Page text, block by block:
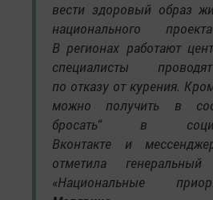
вести здоровый образ
национального
В регионах работают
специалисты
по отказу от курения.
можно получить в
бросать“ в
Вконтакте и
отметила
«Национальные